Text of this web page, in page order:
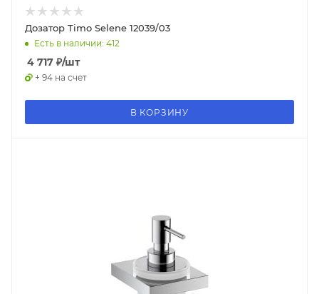
Дозатор Timo Selene 12039/03
Есть в наличии: 412
4 717 ₽/шт
+ 94 на счет
В КОРЗИНУ